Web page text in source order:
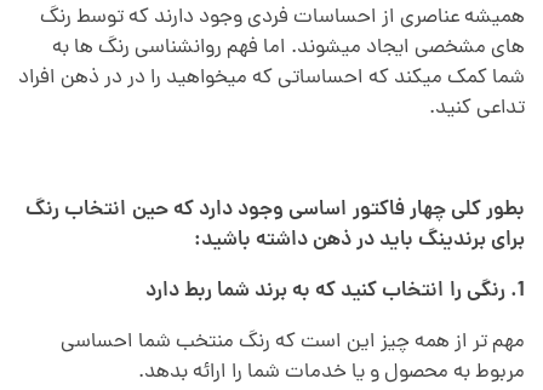
همیشه عناصری از احساسات فردی وجود دارند که توسط رنگ
های مشخصی ایجاد میشوند. اما فهم روانشناسی رنگ ها به
شما کمک میکند که احساساتی که میخواهید را در در ذهن افراد
تداعی کنید.
بطور کلی چهار فاکتور اساسی وجود دارد که حین انتخاب رنگ
برای برندینگ باید در ذهن داشته باشید:
1. رنگی را انتخاب کنید که به برند شما ربط دارد
مهم تر از همه چیز این است که رنگ منتخب شما احساسی
مربوط به محصول و یا خدمات شما را ارائه بدهد.